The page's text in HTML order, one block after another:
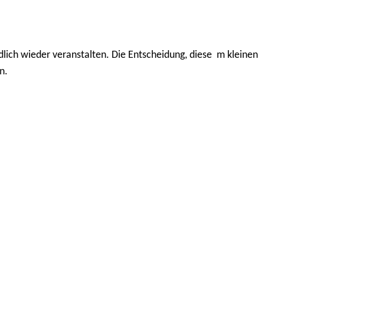
wieder veranstalten. Die Entscheidung, diese m kleinen